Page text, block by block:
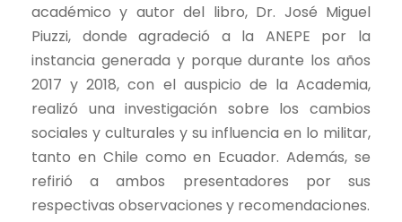
académico y autor del libro, Dr. José Miguel
Piuzzi, donde agradeció a la ANEPE por la
instancia generada y porque durante los años
2017 y 2018, con el auspicio de la Academia,
realizó una investigación sobre los cambios
sociales y culturales y su influencia en lo militar,
tanto en Chile como en Ecuador. Además, se
refirió a ambos presentadores por sus
respectivas observaciones y recomendaciones.